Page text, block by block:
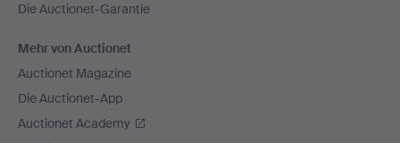
Die Auctionet-Garantie
Mehr von Auctionet
Auctionet Magazine
Die Auctionet-App
Auctionet Academy